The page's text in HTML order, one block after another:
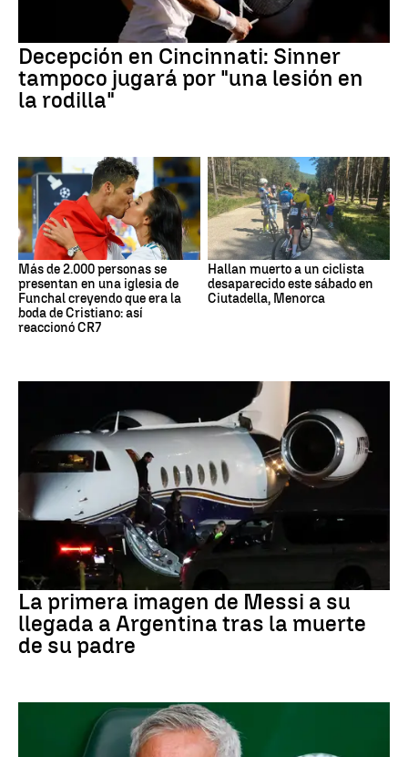
Decepción en Cincinnati: Sinner
tampoco jugará por "una lesión en
la rodilla"
Más de 2.000 personas se
presentan en una iglesia de
Funchal creyendo que era la
boda de Cristiano: así
reaccionó CR7
Hallan muerto a un ciclista
desaparecido este sábado en
Ciutadella, Menorca
Leo Messi
La primera imagen de Messi a su
llegada a Argentina tras la muerte
de su padre